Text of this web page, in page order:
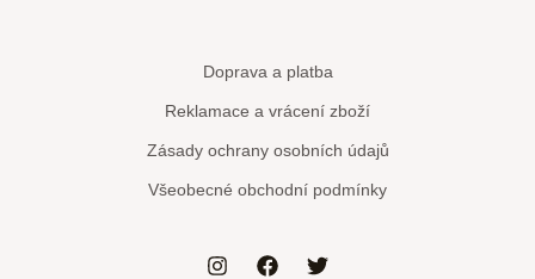
Doprava a platba
Reklamace a vrácení zboží
Zásady ochrany osobních údajů
Všeobecné obchodní podmínky